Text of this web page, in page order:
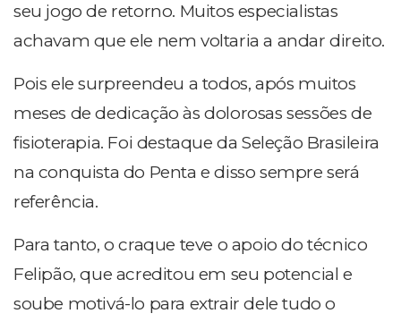
seu jogo de retorno. Muitos especialistas
achavam que ele nem voltaria a andar direito.
Pois ele surpreendeu a todos, após muitos
meses de dedicação às dolorosas sessões de
fisioterapia. Foi destaque da Seleção Brasileira
na conquista do Penta e disso sempre será
referência.
Para tanto, o craque teve o apoio do técnico
Felipão, que acreditou em seu potencial e
soube motivá-lo para extrair dele tudo o